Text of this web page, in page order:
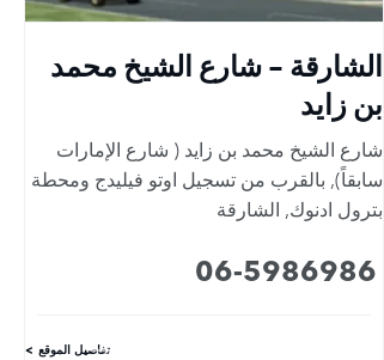
الشارقة - شارع الشيخ محمد
بن زايد
شارع الشيخ محمد بن زايد ( شارع الإمارات
سابقاً), بالقرب من تسجيل اوتو فيليدج ومحطة
بترول ادنوك, الشارقة
06-5986986
تفاصيل الموقع